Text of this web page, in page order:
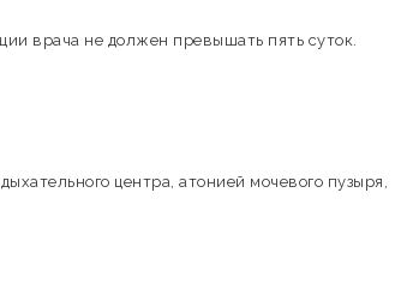
врача не должен превышать пять суток.
центра, атонией мочевого пузыря,